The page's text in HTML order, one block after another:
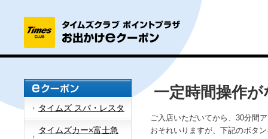
タイムズ スパ・レスタ
タイムズカー×富士急
一定時間操作
ご入店いただいてから、30分間
おそれいりますが、下記のボタ